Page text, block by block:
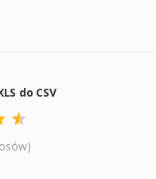
do CSV